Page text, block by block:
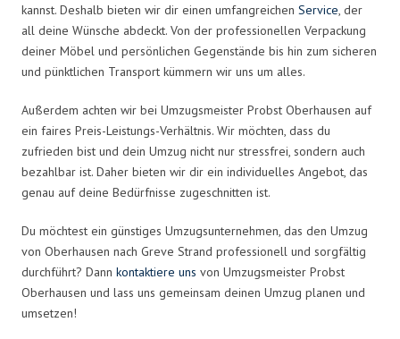
kannst. Deshalb bieten wir dir einen umfangreichen Service, der
all deine Wünsche abdeckt. Von der professionellen Verpackung
deiner Möbel und persönlichen Gegenstände bis hin zum sicheren
und pünktlichen Transport kümmern wir uns um alles.
Außerdem achten wir bei Umzugsmeister Probst Oberhausen auf
ein faires Preis-Leistungs-Verhältnis. Wir möchten, dass du
zufrieden bist und dein Umzug nicht nur stressfrei, sondern auch
bezahlbar ist. Daher bieten wir dir ein individuelles Angebot, das
genau auf deine Bedürfnisse zugeschnitten ist.
Du möchtest ein günstiges Umzugsunternehmen, das den Umzug
von Oberhausen nach Greve Strand professionell und sorgfältig
durchführt? Dann kontaktiere uns von Umzugsmeister Probst
Oberhausen und lass uns gemeinsam deinen Umzug planen und
umsetzen!